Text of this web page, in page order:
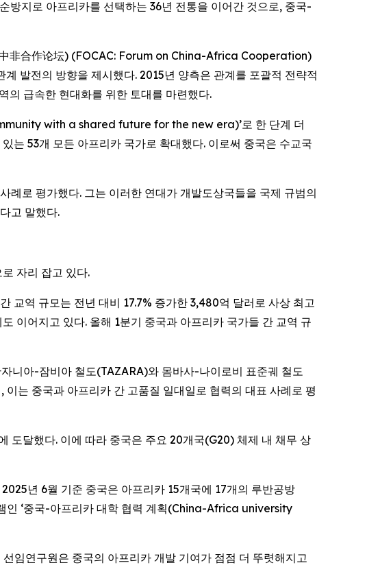
방지로 아프리카를 선택하는 36년 전통을 이어간 것으로, 중국-
非合作论坛) (FOCAC: Forum on China-Africa Cooperation)
계 발전의 방향을 제시했다. 2015년 양측은 관계를 포괄적 전략적
의 급속한 현대화를 위한 토대를 마련했다.
with a shared future for the new era)’로 한 단계 더
는 53개 모든 아프리카 국가로 확대했다. 이로써 중국은 수교국
로 평가했다. 그는 이러한 연대가 개발도상국들을 국제 규범의
고 말했다.
자리 잡고 있다.
역 규모는 전년 대비 17.7% 증가한 3,480억 달러로 사상 최고
이어지고 있다. 올해 1분기 중국과 아프리카 국가들 간 교역 규
아-잠비아 철도(TAZARA)와 몸바사-나이로비 표준궤 철도
중국과 아프리카 간 고품질 일대일로 협력의 대표 사례로 평
도달했다. 이에 따라 중국은 주요 20개국(G20) 체제 내 채무 상
년 6월 기준 중국은 아프리카 15개국에 17개의 루반공방
인 ‘중국-아프리카 대학 협력 계획(China-Africa university
연구원은 중국의 아프리카 개발 기여가 점점 더 뚜렷해지고